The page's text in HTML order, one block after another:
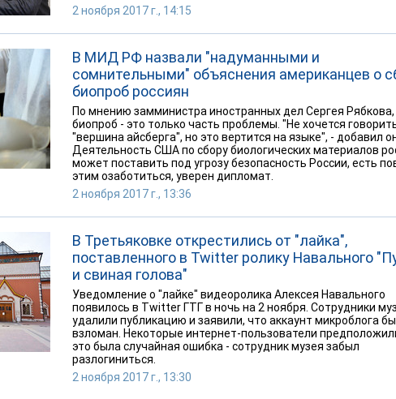
2 ноября 2017 г., 14:15
В МИД РФ назвали "надуманными и
сомнительными" объяснения американцев о
биопроб россиян
По мнению замминистра иностранных дел Сергея Рябкова,
биопроб - это только часть проблемы. "Не хочется
"вершина айсберга", но это вертится на языке", - добавил
Деятельность США по сбору биологических материалов
может поставить под угрозу безопасность России, есть
этим озаботиться, уверен дипломат.
2 ноября 2017 г., 13:36
В Третьяковке открестились от "лайка",
поставленного в Twitter ролику Навального
и свиная голова"
Уведомление о "лайке" видеоролика Алексея Навального
появилось в Twitter ГТГ в ночь на 2 ноября. Сотрудники
удалили публикацию и заявили, что аккаунт микроблога
взломан. Некоторые интернет-пользователи
это была случайная ошибка - сотрудник музея забыл
разлогиниться.
2 ноября 2017 г., 13:30